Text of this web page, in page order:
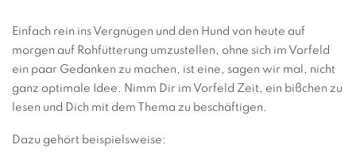
Einfach rein ins Vergnügen und den Hund von heute auf
morgen auf Rohfütterung umzustellen, ohne sich im Vorfeld
ein paar Gedanken zu machen, ist eine, sagen wir mal, nicht
ganz optimale Idee. Nimm Dir im Vorfeld Zeit, ein bißchen zu
lesen und Dich mit dem Thema zu beschäftigen.
Dazu gehört beispielsweise: